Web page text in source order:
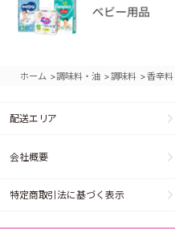
ホーム >調味料・油 >調味料 >香辛料
配送エリア
会社概要
特定商取引法に基づく表示